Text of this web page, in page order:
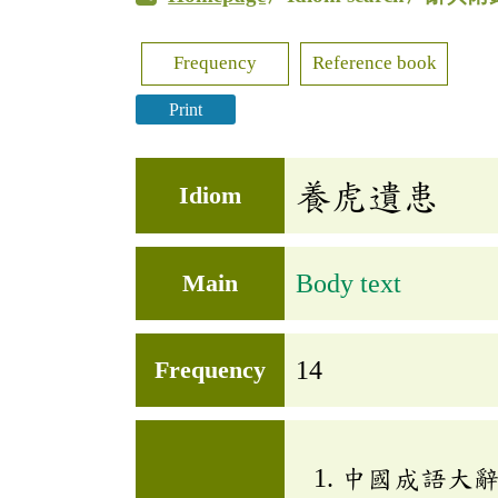
Frequency Reference book
Print
Idiom 養虎遺患
Main Body text
Frequency 14
中國成語大